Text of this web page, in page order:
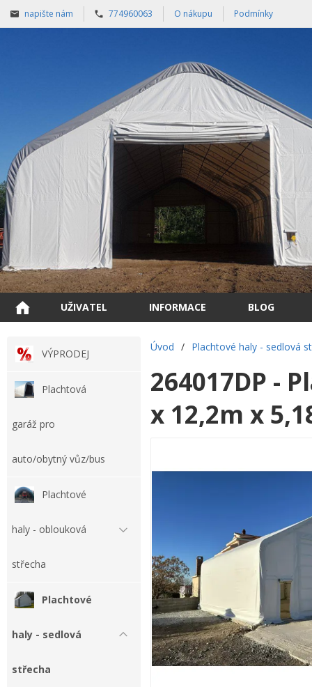
napište nám 774960063 O nákupu Podmínky
UŽIVATEL INFORMACE BLOG
VÝPRODEJ
Plachtová
garáž pro
auto/obytný vůz/bus
Plachtové
haly - oblouková
střecha
Plachtové
haly - sedlová
střecha
Úvod / Plachtové haly - sedlová
264017DP -
x 12,2m x